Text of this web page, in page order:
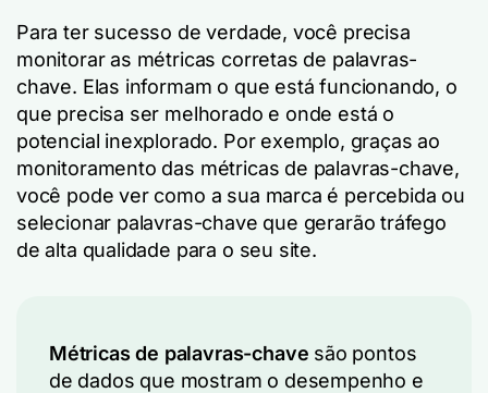
Para ter sucesso de verdade, você precisa
monitorar as métricas corretas de palavras-
chave. Elas informam o que está funcionando, o
que precisa ser melhorado e onde está o
potencial inexplorado. Por exemplo, graças ao
monitoramento das métricas de palavras-chave,
você pode ver como a sua marca é percebida ou
selecionar palavras-chave que gerarão tráfego
de alta qualidade para o seu site.
Métricas de palavras-chave são pontos
de dados que mostram o desempenho e